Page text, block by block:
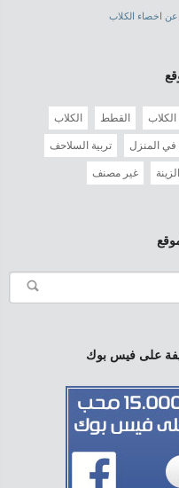
عن اخصاء الكلاب
الكلاب القطط الكلاب
في المنزل تربية السلاحف
غير مصنف
على فيس بوك